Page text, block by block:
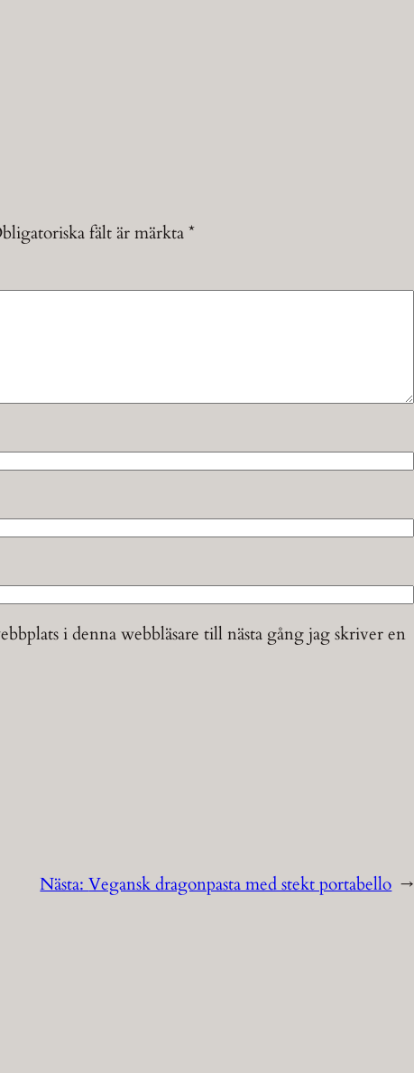
fält är märkta*
i denna webbläsare till nästa gång jag skriver en
Nästa:Vegansk dragonpasta med stekt portabello →